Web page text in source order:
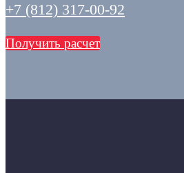
+7 (812) 317-00-92
Получить расчет